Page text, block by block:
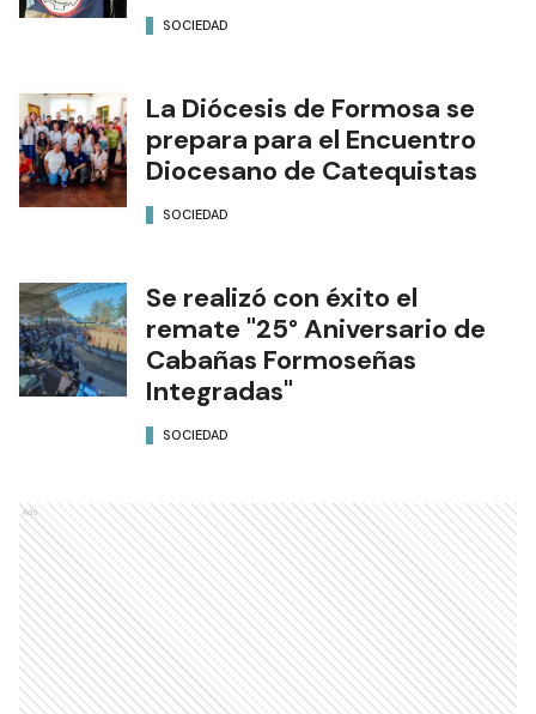
SOCIEDAD
La Diócesis de Formosa se
prepara para el Encuentro
Diocesano de Catequistas
SOCIEDAD
Se realizó con éxito el
remate "25° Aniversario de
Cabañas Formoseñas
Integradas"
SOCIEDAD
Ads